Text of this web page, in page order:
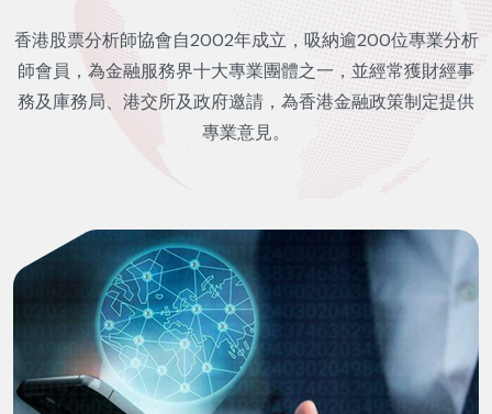
香港股票分析師協會自2002年成立，吸納逾200位專業分析
師會員，為金融服務界十大專業團體之一，並經常獲財經事
務及庫務局、港交所及政府邀請，為香港金融政策制定提供
專業意見。